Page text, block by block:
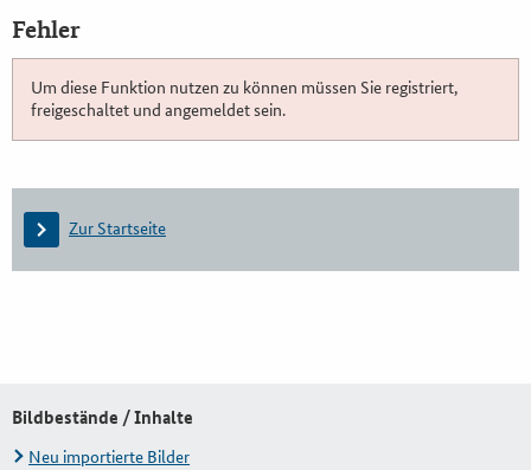
Fehler
Um diese Funktion nutzen zu können müssen Sie registriert,
freigeschaltet und angemeldet sein.
Zur Startseite
Bildbestände / Inhalte
Neu importierte Bilder